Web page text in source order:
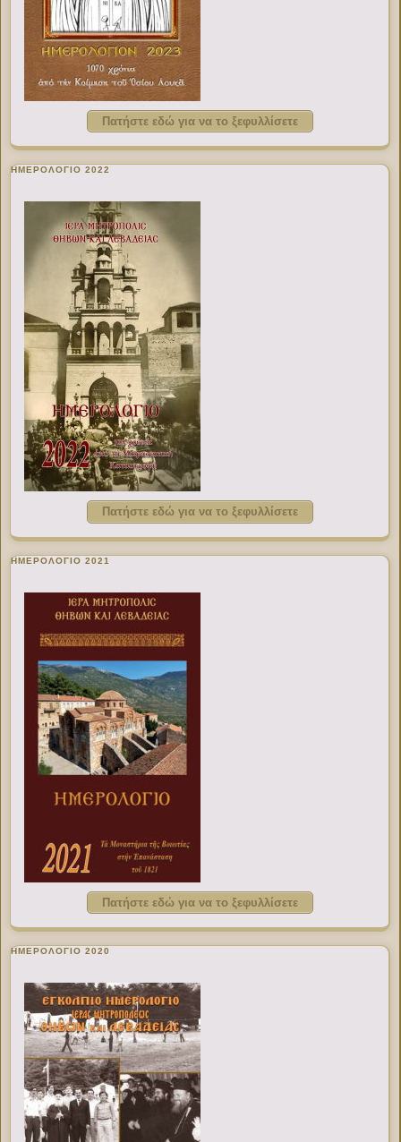
Πατήστε εδώ για να το ξεφυλλίσετε
ΗΜΕΡΟΛΟΓΙΟ 2022
Πατήστε εδώ για να το ξεφυλλίσετε
ΗΜΕΡΟΛΟΓΙΟ 2021
Πατήστε εδώ για να το ξεφυλλίσετε
ΗΜΕΡΟΛΟΓΙΟ 2020